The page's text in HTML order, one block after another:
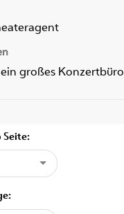
großes Konzertbüro
Seite: